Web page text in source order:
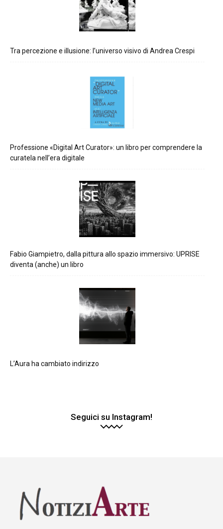
Tra percezione e illusione: l’universo visivo di Andrea Crespi
Professione «Digital Art Curator»: un libro per comprendere la
curatela nell’era digitale
Fabio Giampietro, dalla pittura allo spazio immersivo: UPRISE
diventa (anche) un libro
L’Aura ha cambiato indirizzo
Seguici su Instagram!